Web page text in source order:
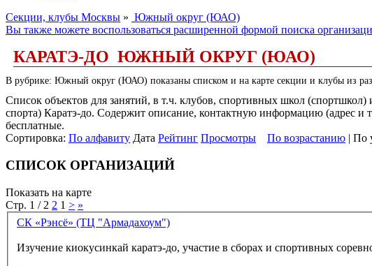
Секции, клубы Москвы » Южный округ (ЮАО)
Вы также можете воспользоваться расширенной формой поиска
КАРАТЭ-ДО ЮЖНЫЙ ОКРУГ (ЮАО)
В рубрике: Южный округ (ЮАО) показаны списком и на карте секции и клубы из
Список объектов для занятий, в т.ч. клубов, спортивных школ
спорта) Каратэ-до. Содержит описание, контактную информацию (адрес и
бесплатные.
Сортировка: По алфавиту Дата Рейтинг Просмотры По возрастанию | По
СПИСОК ОРГАНИЗАЦИЙ
Показать на карте
Стр. 1 / 2 2 1 > »
СК «Рэнсё» (ТЦ "Армадахоум")
Изучение киокусинкай каратэ-до, участие в сборах и спортивных